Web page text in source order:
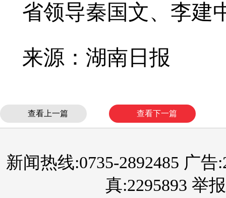
省领导秦国文、李建
来源：湖南日报
查看上一篇 查看下一篇
新闻热线:0735-2892485 广告
真:2295893 举